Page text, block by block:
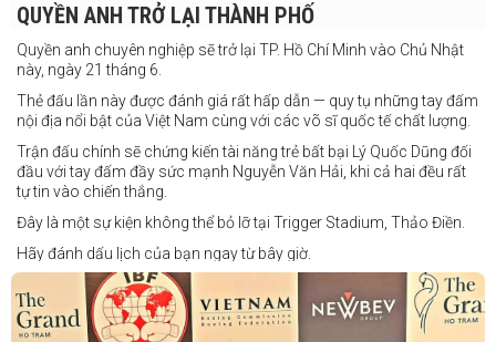
QUYỀN ANH TRỞ LẠI THÀNH PHỐ
Quyền anh chuyên nghiệp sẽ trở lại TP. Hồ Chí Minh vào Chủ Nhật
này, ngày 21 tháng 6.
Thẻ đấu lần này được đánh giá rất hấp dẫn — quy tụ những tay đấm
nội địa nổi bật của Việt Nam cùng với các võ sĩ quốc tế chất lượng.
Trận đấu chính sẽ chứng kiến tài năng trẻ bất bại Lý Quốc Dũng đối
đầu với tay đấm đầy sức mạnh Nguyễn Văn Hải, khi cả hai đều rất
tự tin vào chiến thắng.
Đây là một sự kiện không thể bỏ lỡ tại Trigger Stadium, Thảo Điền.
Hãy đánh dấu lịch của bạn ngay từ bây giờ.
Thông tin cập nhật sẽ sớm được công bố.